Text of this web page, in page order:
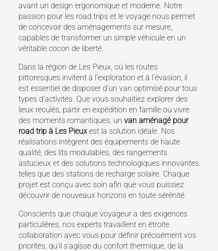
avant un design ergonomique et moderne. Notre
passion pour les road trips et le voyage nous permet
de concevoir des aménagements sur mesure,
capables de transformer un simple véhicule en un
véritable cocon de liberté.
Dans la région de Les Pieux, où les routes
pittoresques invitent à l'exploration et à l'évasion, il
est essentiel de disposer d'un van optimisé pour tous
types d'activités. Que vous souhaitiez explorer des
lieux reculés, partir en expédition en famille ou vivre
des moments romantiques, unvan aménagé pour
road trip à Les Pieux est la solution idéale. Nos
réalisations intègrent des équipements de haute
qualité, des lits modulables, des rangements
astucieux et des solutions technologiques innovantes
telles que des stations de recharge solaire. Chaque
projet est conçu avec soin afin que vous puissiez
découvrir de nouveaux horizons en toute sérénité.
Conscients que chaque voyageur a des exigences
particulières, nos experts travaillent en étroite
collaboration avec vous pour définir précisément vos
priorités, qu'il s'agisse du confort thermique, de la